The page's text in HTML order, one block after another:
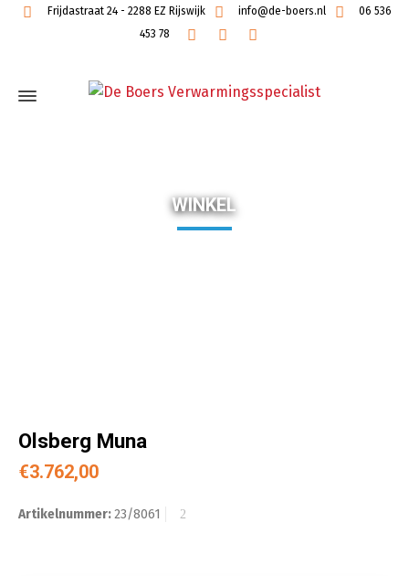
Frijdastraat 24 - 2288 EZ Rijswijk info@de-boers.nl
06 536
453 78
WINKEL
Olsberg Muna
€3.762,00
Artikelnummer:23/8061